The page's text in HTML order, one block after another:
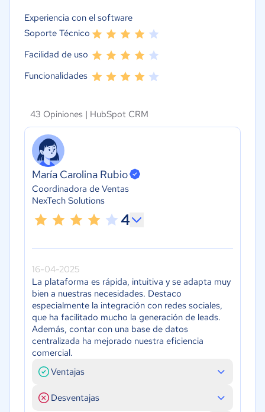
Experiencia con el software
Soporte Técnico
Facilidad de uso
Funcionalidades
43 Opiniones | HubSpot CRM
María Carolina Rubio
Coordinadora de Ventas
NexTech Solutions
4
16-04-2025
La plataforma es rápida, intuitiva y se adapta muy
bien a nuestras necesidades. Destaco
especialmente la integración con redes sociales,
que ha facilitado mucho la generación de leads.
Además, contar con una base de datos
centralizada ha mejorado nuestra eficiencia
comercial.
Ventajas
Desventajas